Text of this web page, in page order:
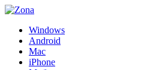
Windows
Android
Mac
iPhone